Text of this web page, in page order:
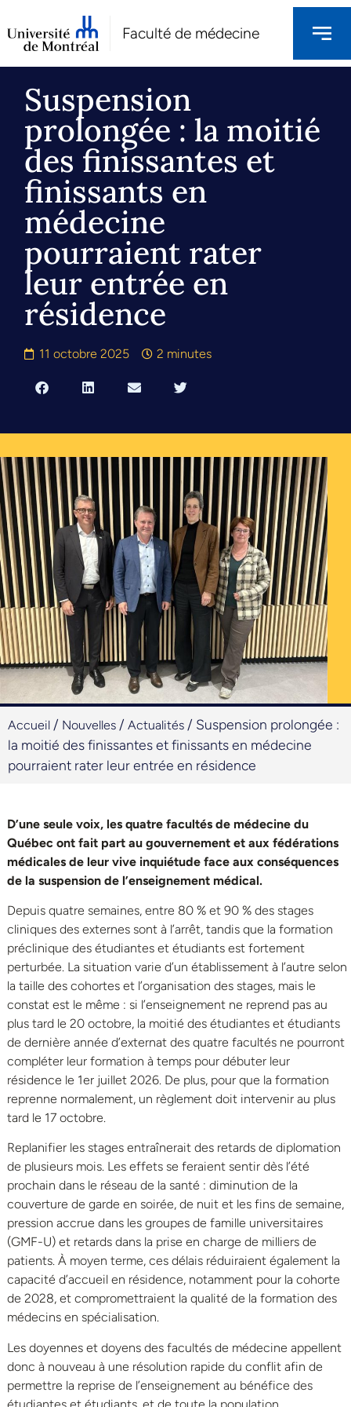
Faculté de médecine
Suspension
prolongée : la moitié
des finissantes et
finissants en
médecine
pourraient rater
leur entrée en
résidence
11 octobre 2025 2 minutes
Accueil / Nouvelles / Actualités / Suspension prolongée :
la moitié des finissantes et finissants en médecine
pourraient rater leur entrée en résidence
D’une seule voix, les quatre facultés de médecine du
Québec ont fait part au gouvernement et aux fédérations
médicales de leur vive inquiétude face aux conséquences
de la suspension de l’enseignement médical.
Depuis quatre semaines, entre 80 % et 90 % des stages
cliniques des externes sont à l’arrêt, tandis que la formation
préclinique des étudiantes et étudiants est fortement
perturbée. La situation varie d’un établissement à l’autre selon
la taille des cohortes et l’organisation des stages, mais le
constat est le même : si l’enseignement ne reprend pas au
plus tard le 20 octobre, la moitié des étudiantes et étudiants
de dernière année d’externat des quatre facultés ne pourront
compléter leur formation à temps pour débuter leur
résidence le 1er juillet 2026. De plus, pour que la formation
reprenne normalement, un règlement doit intervenir au plus
tard le 17 octobre.
Replanifier les stages entraînerait des retards de diplomation
de plusieurs mois. Les effets se feraient sentir dès l’été
prochain dans le réseau de la santé : diminution de la
couverture de garde en soirée, de nuit et les fins de semaine,
pression accrue dans les groupes de famille universitaires
(GMF-U) et retards dans la prise en charge de milliers de
patients. À moyen terme, ces délais réduiraient également la
capacité d’accueil en résidence, notamment pour la cohorte
de 2028, et compromettraient la qualité de la formation des
médecins en spécialisation.
Les doyennes et doyens des facultés de médecine appellent
donc à nouveau à une résolution rapide du conflit afin de
permettre la reprise de l’enseignement au bénéfice des